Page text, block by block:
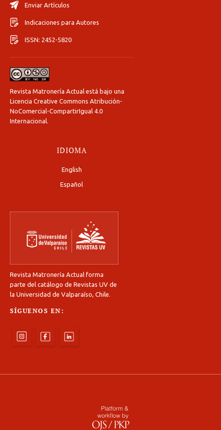
Enviar Artículos
Indicaciones para Autores
ISSN: 2452-5820
Revista Matronería Actual está bajo una
Licencia Creative Commons Atribución-
NoComercial-CompartirIgual 4.0
Internacional.
IDIOMA
English
Español
Revista Matronería Actual forma
parte del catálogo de Revistas UV de
la Universidad de Valparaíso, Chile.
SÍGUENOS EN: